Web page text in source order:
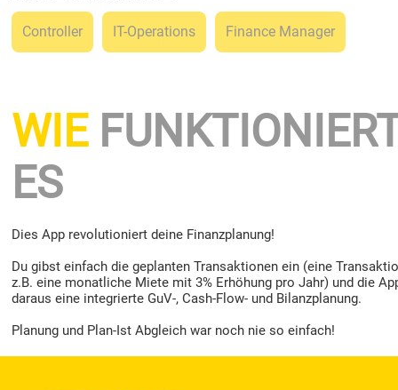
Controller IT-Operations Finance Manager
WIE
ES
Dies App revolutioniert deine Finanzplanung!
Du gibst einfach die geplanten Transaktionen ein (eine
z.B. eine monatliche Miete mit 3% Erhöhung pro Jahr) und die
daraus eine integrierte GuV-, Cash-Flow- und Bilanzplanung.
Planung und Plan-Ist Abgleich war noch nie so einfach!